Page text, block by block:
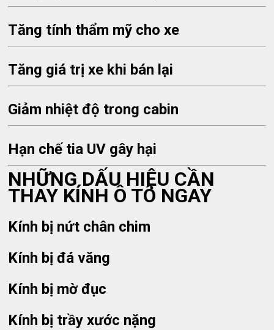
Tăng tính thẩm mỹ cho xe
Tăng giá trị xe khi bán lại
Giảm nhiệt độ trong cabin
Hạn chế tia UV gây hại
NHỮNG DẤU HIỆU CẦN
THAY KÍNH Ô TÔ NGAY
Kính bị nứt chân chim
Kính bị đá văng
Kính bị mờ đục
Kính bị trầy xước nặng